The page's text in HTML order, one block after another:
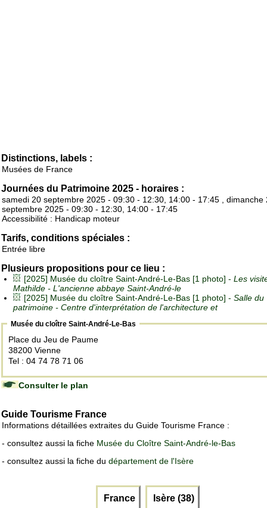
Distinctions, labels :
Musées de France
Journées du Patrimoine 2025 - horaires :
samedi 20 septembre 2025 - 09:30 - 12:30, 14:00 - 17:45 , dimanche
septembre 2025 - 09:30 - 12:30, 14:00 - 17:45
Accessibilité : Handicap moteur
Tarifs, conditions spéciales :
Entrée libre
Plusieurs propositions pour ce lieu :
[2025] Musée du cloître Saint-André-Le-Bas [1 photo] - Les
Mathilde - L'ancienne abbaye Saint-André-le
[2025] Musée du cloître Saint-André-Le-Bas [1 photo] - Salle du
patrimoine - Centre d'interprétation de l'architecture et
Musée du cloître Saint-André-Le-Bas
Place du Jeu de Paume
38200 Vienne
Tel : 04 74 78 71 06
Consulter le plan
Guide Tourisme France
Informations détaillées extraites du Guide Tourisme France :
- consultez aussi la fiche Musée du Cloître Saint-André-le-Bas
- consultez aussi la fiche du département de l'Isère
France Isère (38)